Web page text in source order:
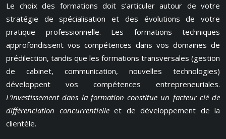
Le choix des formations doit s’articuler autour de votre
stratégie de spécialisation et des évolutions de votre
pratique professionnelle. Les formations techniques
approfondissent vos compétences dans vos domaines de
prédilection, tandis que les formations transversales (gestion
de cabinet, communication, nouvelles technologies)
développent vos compétences entrepreneuriales.
L’investissement dans la formation constitue un facteur clé de
différenciation concurrentielleet de développement de la
clientèle.